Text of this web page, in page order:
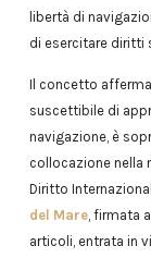
libertà di
di esercitare diritti
Il concetto
suscettibile di
navigazione, è
collocazione nella
Diritto
del Mare, firmata
articoli, entrata in